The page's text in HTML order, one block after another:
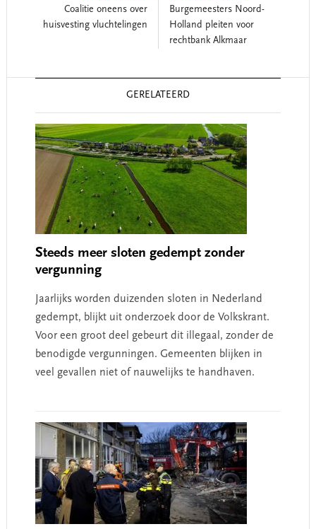
Coalitie oneens over
huisvesting vluchtelingen
Burgemeesters Noord-
Holland pleiten voor
rechtbank Alkmaar
GERELATEERD
Steeds meer sloten gedempt zonder
vergunning
Jaarlijks worden duizenden sloten in Nederland
gedempt, blijkt uit onderzoek door de Volkskrant.
Voor een groot deel gebeurt dit illegaal, zonder de
benodigde vergunningen. Gemeenten blijken in
veel gevallen niet of nauwelijks te handhaven.